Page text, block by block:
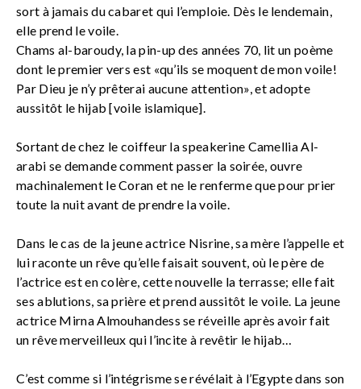
sort à jamais du cabaret qui l’emploie. Dès le lendemain,
elle prend le voile.
Chams al-baroudy, la pin-up des années 70, lit un poème
dont le premier vers est «qu’ils se moquent de mon voile!
Par Dieu je n’y prêterai aucune attention», et adopte
aussitôt le hijab [voile islamique].
Sortant de chez le coiffeur la speakerine Camellia Al-
arabi se demande comment passer la soirée, ouvre
machinalement le Coran et ne le renferme que pour prier
toute la nuit avant de prendre la voile.
Dans le cas de la jeune actrice Nisrine, sa mère l’appelle et
lui raconte un rêve qu’elle faisait souvent, où le père de
l’actrice est en colère, cette nouvelle la terrasse; elle fait
ses ablutions, sa prière et prend aussitôt le voile. La jeune
actrice Mirna Almouhandess se réveille après avoir fait
un rêve merveilleux qui l’incite à revêtir le hijab…
C’est comme si l’intégrisme se révélait à l’Egypte dans son